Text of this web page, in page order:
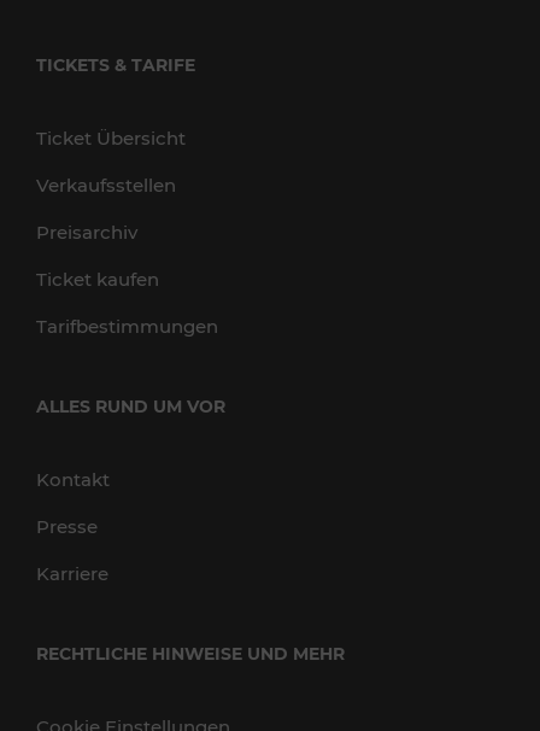
TICKETS & TARIFE
Ticket Übersicht
Verkaufsstellen
Preisarchiv
Ticket kaufen
Tarifbestimmungen
ALLES RUND UM VOR
Kontakt
Presse
Karriere
RECHTLICHE HINWEISE UND MEHR